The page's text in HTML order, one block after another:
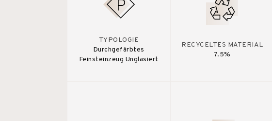
TYPOLOGIE
Durchgefärbtes
Feinsteinzeug Unglasiert
RECYCELTES MATERIAL
7.5%